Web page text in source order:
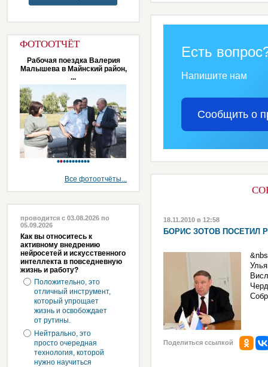
ФОТООТЧЁТ
Рабочая поездка Валерия
Малышева в Майнский район,
...
Все фотоотчёты...
проводится с 03.08.2026 по
05.09.2026
Как вы относитесь к
активному внедрению
нейросетей и искусственного
интеллекта в повседневную
жизнь и работу?
Положительно, это
отличный инструмент,
который упрощает
жизнь и освобождает
от рутины.
Нейтрально, это
просто очередная
технология, которой
нужно научиться
Есть
Напишите нам
Сообщить о
18.11.2010 в 12:58
БОРИС ЗОТОВ ПОСЕТИЛ
Поделиться ссылкой